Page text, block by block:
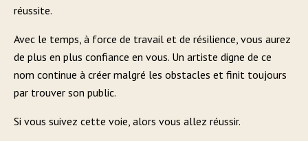
réussite.
Avec le temps, à force de travail et de résilience, vous aurez
de plus en plus confiance en vous. Un artiste digne de ce
nom continue à créer malgré les obstacles et finit toujours
par trouver son public.
Si vous suivez cette voie, alors vous allez réussir.